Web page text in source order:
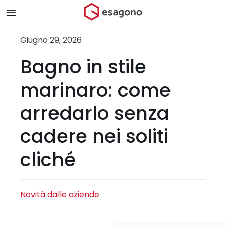
contenuto
Toggle
Navigation
Chi siamo
Store
Contatti
Giugno 29, 2026
Bagno in stile
marinaro: come
arredarlo senza
cadere nei soliti
cliché
Novità dalle aziende